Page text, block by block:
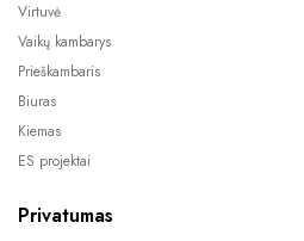
Virtuvė
Vaikų kambarys
Prieškambaris
Biuras
Kiemas
ES projektai
Privatumas